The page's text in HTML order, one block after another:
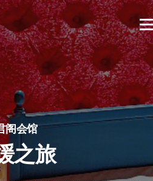
阁会馆
之旅
受养生的乐趣
阁找到身心的
。我们期待您的到来
养生休闲会所